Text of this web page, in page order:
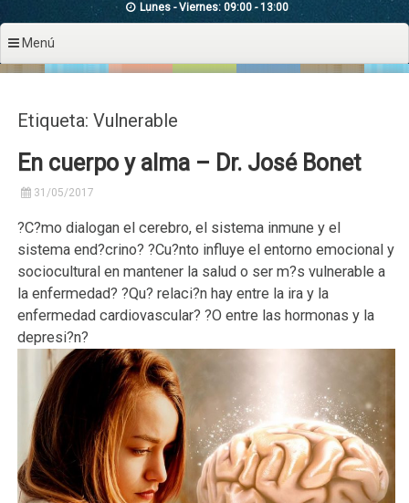
Lunes - Viernes: 09:00 - 13:00
Menú
Etiqueta: Vulnerable
En cuerpo y alma – Dr. José Bonet
31/05/2017
?C?mo dialogan el cerebro, el sistema inmune y el
sistema end?crino? ?Cu?nto influye el entorno emocional y
sociocultural en mantener la salud o ser m?s vulnerable a
la enfermedad? ?Qu? relaci?n hay entre la ira y la
enfermedad cardiovascular? ?O entre las hormonas y la
depresi?n?